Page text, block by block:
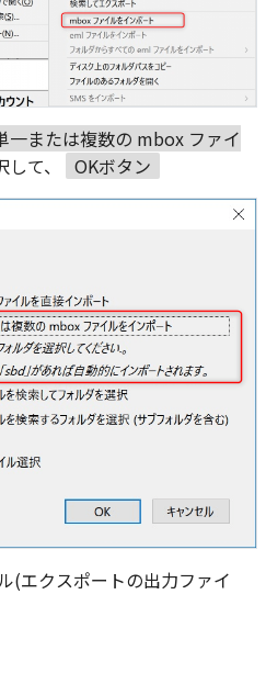
一または複数の mbox ファイ
て、 OKボタン
(エクスポートの出力ファイ